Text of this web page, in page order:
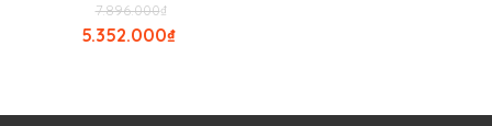
₫
7.896.000
₫
5.352.000